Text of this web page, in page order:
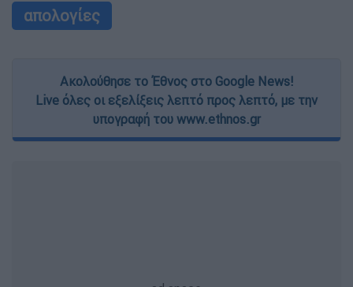
απολογίες
Ακολούθησε το Έθνος στο Google News!
Live όλες οι εξελίξεις λεπτό προς λεπτό, με την
υπογραφή του www.ethnos.gr